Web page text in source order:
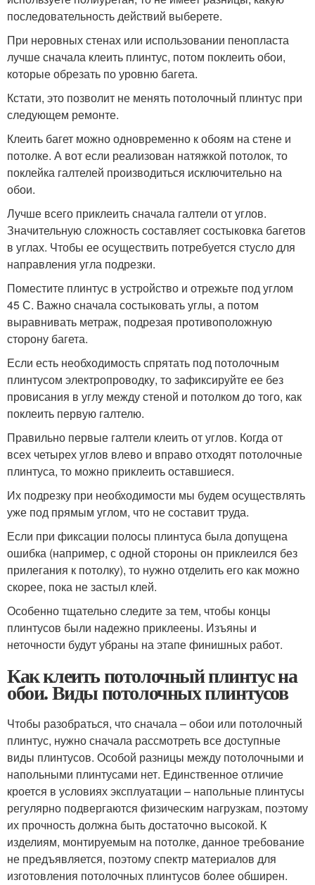
последовательность действий выберете.
При неровных стенах или использовании пенопласта
лучше сначала клеить плинтус, потом поклеить обои,
которые обрезать по уровню багета.
Кстати, это позволит не менять потолочный плинтус при
следующем ремонте.
Клеить багет можно одновременно к обоям на стене и
потолке. А вот если реализован натяжкой потолок, то
поклейка галтелей производиться исключительно на
обои.
Лучше всего приклеить сначала галтели от углов.
Значительную сложность составляет состыковка багетов
в углах. Чтобы ее осуществить потребуется стусло для
направления угла подрезки.
Поместите плинтус в устройство и отрежьте под углом
45 С. Важно сначала состыковать углы, а потом
выравнивать метраж, подрезая противоположную
сторону багета.
Если есть необходимость спрятать под потолочным
плинтусом электропроводку, то зафиксируйте ее без
провисания в углу между стеной и потолком до того, как
поклеить первую галтелю.
Правильно первые галтели клеить от углов. Когда от
всех четырех углов влево и вправо отходят потолочные
плинтуса, то можно приклеить оставшиеся.
Их подрезку при необходимости мы будем осуществлять
уже под прямым углом, что не составит труда.
Если при фиксации полосы плинтуса была допущена
ошибка (например, с одной стороны он приклеился без
прилегания к потолку), то нужно отделить его как можно
скорее, пока не застыл клей.
Особенно тщательно следите за тем, чтобы концы
плинтусов были надежно приклеены. Изъяны и
неточности будут убраны на этапе финишных работ.
Как клеить потолочный плинтус на
обои. Виды потолочных плинтусов
Чтобы разобраться, что сначала – обои или потолочный
плинтус, нужно сначала рассмотреть все доступные
виды плинтусов. Особой разницы между потолочными и
напольными плинтусами нет. Единственное отличие
кроется в условиях эксплуатации – напольные плинтусы
регулярно подвергаются физическим нагрузкам, поэтому
их прочность должна быть достаточно высокой. К
изделиям, монтируемым на потолке, данное требование
не предъявляется, поэтому спектр материалов для
изготовления потолочных плинтусов более обширен.